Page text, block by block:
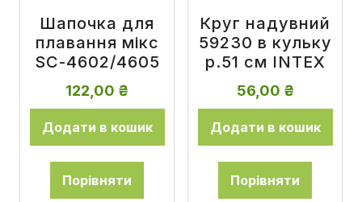
Шапочка для
плавання мікс
SC-4602/4605
122,00 ₴
Додати в кошик
Порівняти
Круг надувний
59230 в кульку
р.51 см INTEX
56,00 ₴
Додати в кошик
Порівняти